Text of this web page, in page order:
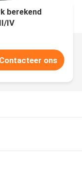
berekend
IV
Contacteer ons